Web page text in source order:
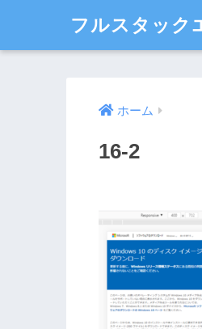
フルスタック
ホーム
16-2